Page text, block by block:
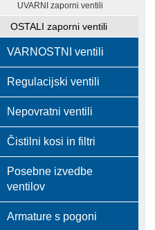
UVARNI zaporni ventili
OSTALI zaporni ventili
VARNOSTNI ventili
Regulacijski ventili
Nepovratni ventili
Čistilni kosi in filtri
Posebne izvedbe
ventilov
Armature s pogoni